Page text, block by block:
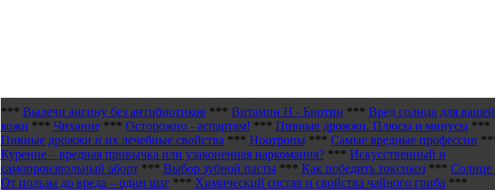
*** Вылечи ангину без антибиотиков *** Витамин H - Биотин *** Вред солнца для вашей
кожи *** Чихание*** Осторожно - аспартам! *** Пивные дрожжи. Плюсы и минусы***
Пивные дрожжи и их лечебные свойства *** Ноотропы*** Самые вредные профессии
Курение – вредная привычка или узаконенная наркомания?*** Искусственный и
самопроизвольный аборт*** Выбор зубной пасты*** Как победить токсикоз*** Солнце
От пользы до вреда – один шаг*** Химический состав и свойства чайного гриба ***